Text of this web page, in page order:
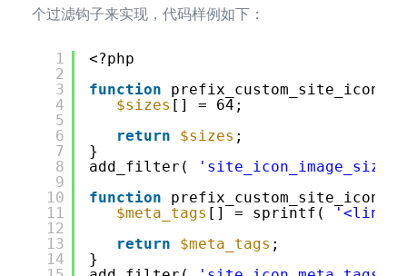
个过滤钩子来实现，代码样例如下：
1
2
3
4
5
6
7
8
9
10
11
12
13
14
<?php
function
$sizes [] = 64;
return
$sizes ;
}
add_filter(
'site_icon_image_sizes'
function
$meta_tags [] = sprintf(
'<link
return
$meta_tags ;
}